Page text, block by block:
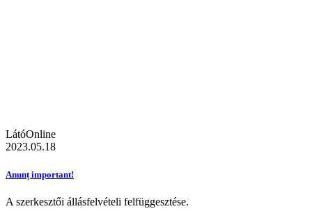
LátóOnline
2023.05.18
Anunț important!
A szerkesztői állásfelvételi felfüggesztése.